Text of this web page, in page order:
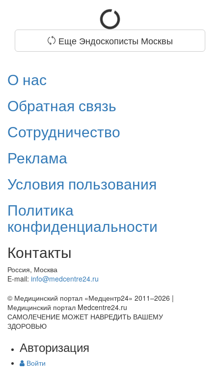
Еще Эндоскописты Москвы
О нас
Обратная связь
Сотрудничество
Реклама
Условия пользования
Политика
конфиденциальности
Контакты
Россия, Москва
E-mail: info@medcentre24.ru
© Медицинский портал «Медцентр24» 2011–2026 |
Медицинский портал Medcentre24.ru
САМОЛЕЧЕНИЕ МОЖЕТ НАВРЕДИТЬ ВАШЕМУ
ЗДОРОВЬЮ
Авторизация
Войти